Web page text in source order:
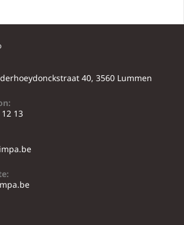
40, 3560 Lummen
13